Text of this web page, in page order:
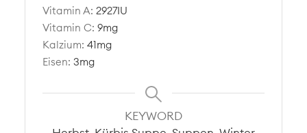
Vitamin A:2927IU
Vitamin C:9mg
Kalzium:41mg
Eisen:3mg
KEYWORD